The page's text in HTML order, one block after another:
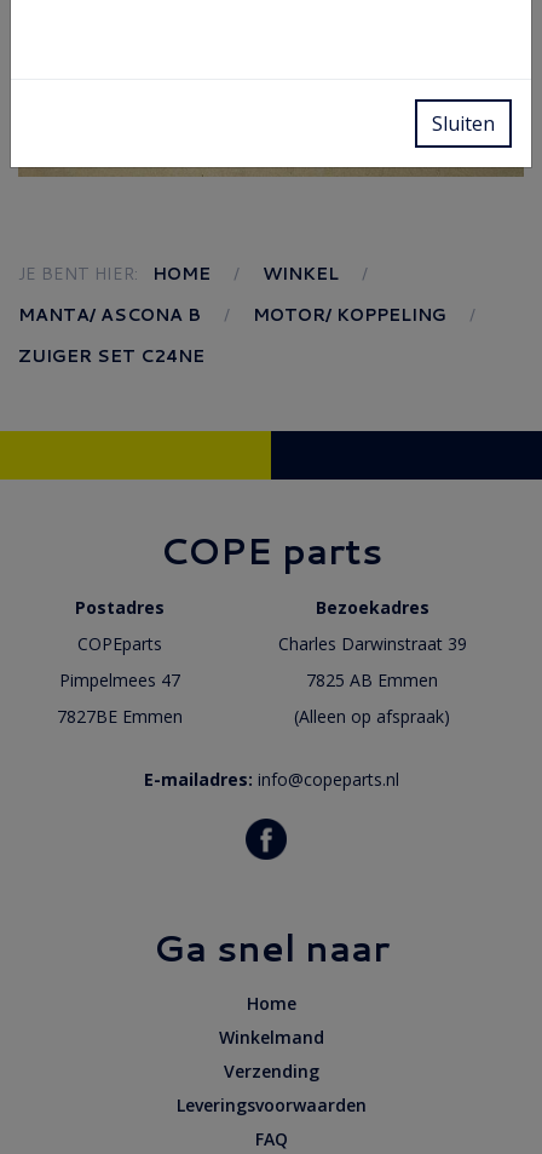
JE BENT HIER: HOME
WINKEL
MANTA/ ASCONA B
MOTOR/ KOPPELING
ZUIGER SET C24NE
COPE parts
Postadres
Bezoekadres
COPEparts
Charles Darwinstraat 39
Pimpelmees 47
7825 AB Emmen
7827BE Emmen
(Alleen op afspraak)
E-mailadres: info@copeparts.nl
Ga snel naar
Home
Winkelmand
Verzending
Leveringsvoorwaarden
FAQ
Sluiten